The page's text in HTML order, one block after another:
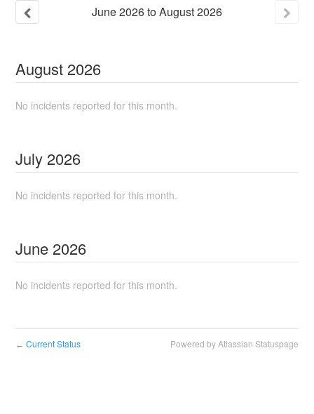
June2026toAugust2026
August 2026
No incidents reported for this month.
July 2026
No incidents reported for this month.
June 2026
No incidents reported for this month.
← Current Status Powered by Atlassian Statuspage